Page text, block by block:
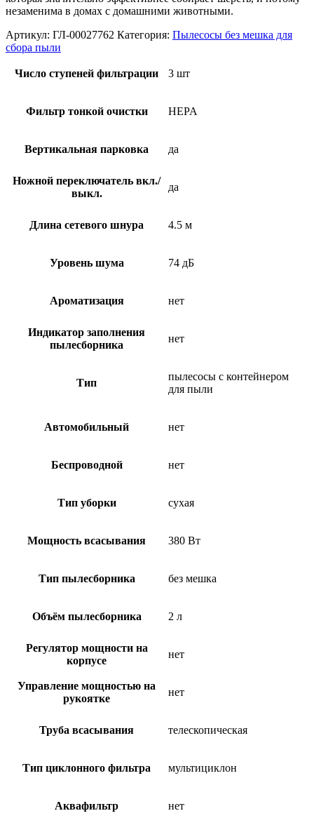
незаменима в домах с домашними животными.
Артикул: ГЛ-00027762 Категория: Пылесосы без мешка для
сбора пыли
Число ступеней фильтрации 3 шт
Фильтр тонкой очистки HEPA
Вертикальная парковка да
Ножной переключатель вкл./
выкл.
да
Длина сетевого шнура 4.5 м
Уровень шума 74 дБ
Ароматизация нет
Индикатор заполнения
пылесборника
нет
Тип
пылесосы с контейнером
для пыли
Автомобильный нет
Беспроводной нет
Тип уборки сухая
Мощность всасывания 380 Вт
Тип пылесборника без мешка
Объём пылесборника 2 л
Регулятор мощности на
корпусе
нет
Управление мощностью на
рукоятке
нет
Труба всасывания телескопическая
Тип циклонного фильтра мультициклон
Аквафильтр нет